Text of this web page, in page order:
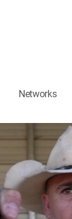
Networks